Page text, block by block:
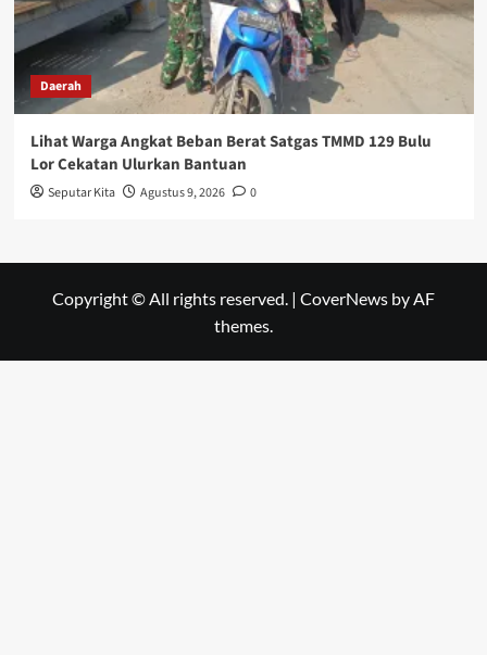
Daerah
Lihat Warga Angkat Beban Berat Satgas TMMD 129 Bulu
Lor Cekatan Ulurkan Bantuan
Seputar Kita Agustus 9, 2026 0
Copyright © All rights reserved. | CoverNews by AF
themes.